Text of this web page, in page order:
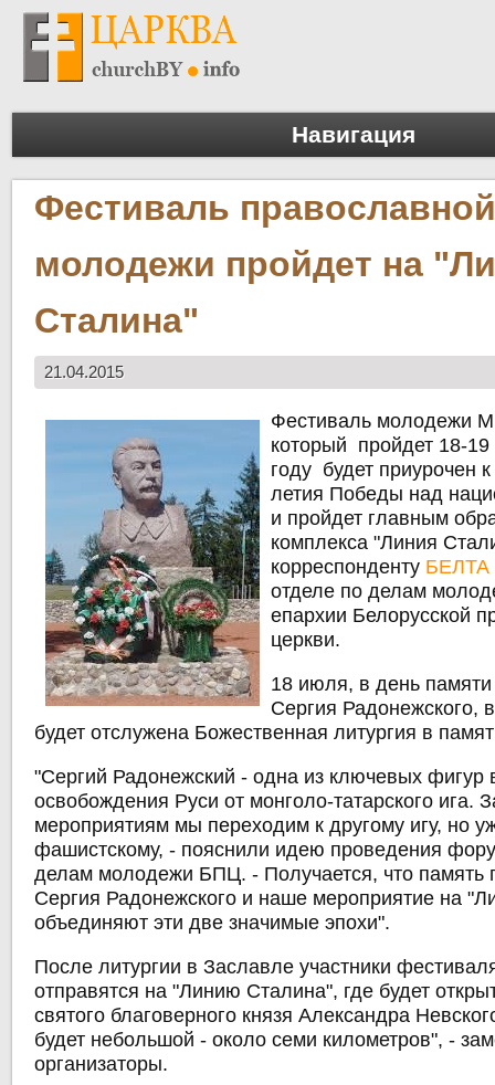
Навигация
Фестиваль
молодежи пройдет на
Сталина"
21.04.2015
Фестиваль молодежи
который пройдет 18-
году будет приурочен
летия Победы над
и пройдет главным
комплекса "Линия
корреспонденту БЕЛТА
отделе по делам
епархии Белорусской
церкви.
18 июля, в день
Сергия Радонежского,
будет отслужена Божественная литургия в
"Сергий Радонежский - одна из ключевых фигур
освобождения Руси от монголо-татарского ига.
мероприятиям мы переходим к другому игу, но
фашистскому, - пояснили идею проведения
делам молодежи БПЦ. - Получается, что память
Сергия Радонежского и наше мероприятие на
объединяют эти две значимые эпохи".
После литургии в Заславле участники
отправятся на "Линию Сталина", где будет
святого благоверного князя Александра
будет небольшой - около семи километров", -
организаторы.